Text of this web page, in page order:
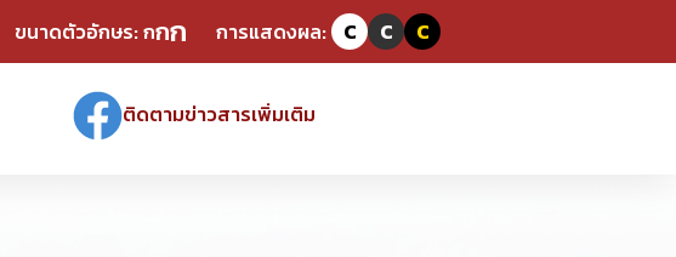
ขนาดตัวอักษร:กกก การแสดงผล: C C C
ติดตามข่าวสารเพิ่มเติม